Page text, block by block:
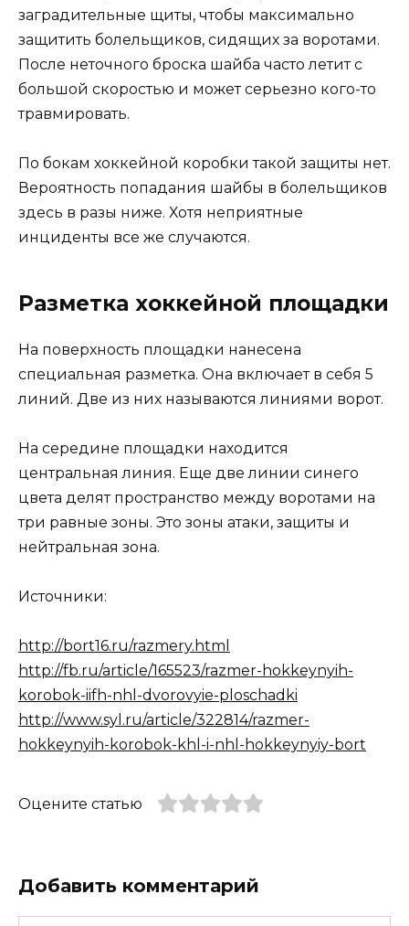
заградительные щиты, чтобы максимально
защитить болельщиков, сидящих за воротами.
После неточного броска шайба часто летит с
большой скоростью и может серьезно кого-то
травмировать.
По бокам хоккейной коробки такой защиты нет.
Вероятность попадания шайбы в болельщиков
здесь в разы ниже. Хотя неприятные
инциденты все же случаются.
Разметка хоккейной площадки
На поверхность площадки нанесена
специальная разметка. Она включает в себя 5
линий. Две из них называются линиями ворот.
На середине площадки находится
центральная линия. Еще две линии синего
цвета делят пространство между воротами на
три равные зоны. Это зоны атаки, защиты и
нейтральная зона.
Источники:
http://bort16.ru/razmery.html
http://fb.ru/article/165523/razmer-hokkeynyih-
korobok-iifh-nhl-dvorovyie-ploschadki
http://www.syl.ru/article/322814/razmer-
hokkeynyih-korobok-khl-i-nhl-hokkeynyiy-bort
Оцените статью
Добавить комментарий